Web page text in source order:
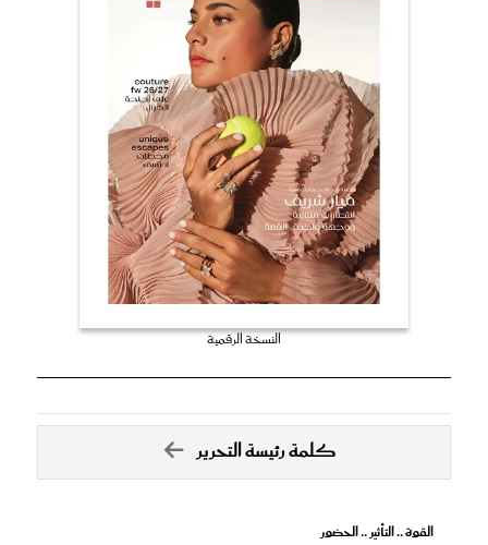
النسخة الرقمية
كلمة رئيسة التحرير
القوة .. التأثير .. الحضور